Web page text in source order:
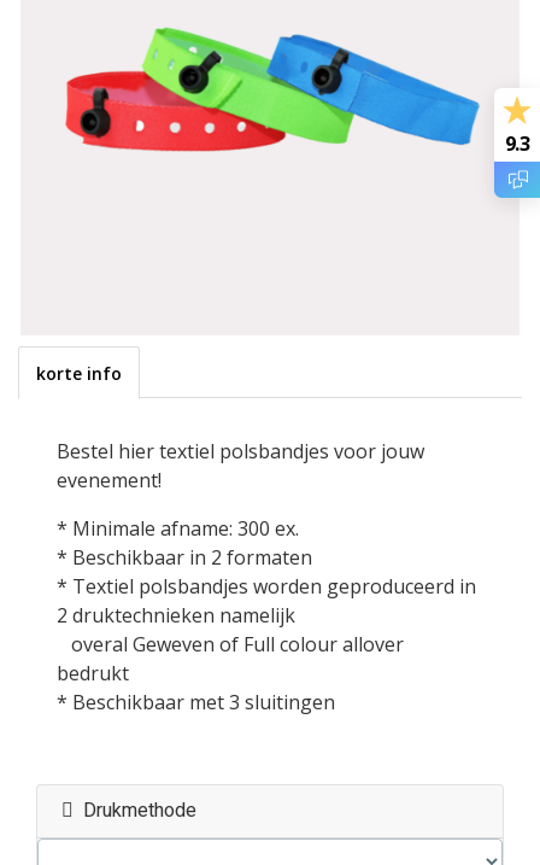
korte info
Bestel hier textiel polsbandjes voor jouw
evenement!
* Minimale afname: 300 ex.
* Beschikbaar in 2 formaten
* Textiel polsbandjes worden geproduceerd in
2 druktechnieken namelijk
overal Geweven of Full colour allover
bedrukt
* Beschikbaar met 3 sluitingen
Drukmethode
9.3